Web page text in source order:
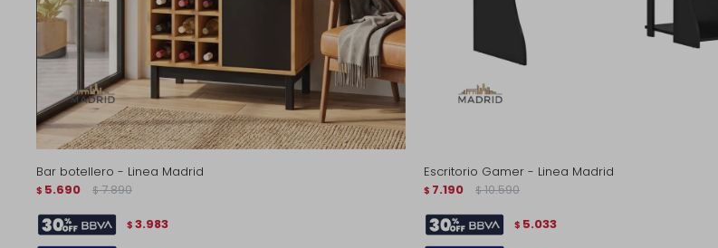
Bar botellero - Linea Madrid
$ 5.690 $ 7.890
$ 3.983
Escritorio Gamer - Linea Madrid
$ 7.190 $ 10.590
$ 5.033